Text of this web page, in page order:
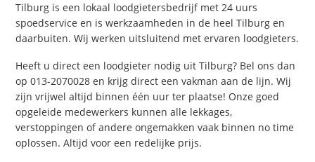
Tilburg is een lokaal loodgietersbedrijf met 24 uurs
spoedservice en is werkzaamheden in de heel Tilburg en
daarbuiten. Wij werken uitsluitend met ervaren loodgieters.
Heeft u direct een loodgieter nodig uit Tilburg? Bel ons dan
op 013-2070028 en krijg direct een vakman aan de lijn. Wij
zijn vrijwel altijd binnen één uur ter plaatse! Onze goed
opgeleide medewerkers kunnen alle lekkages,
verstoppingen of andere ongemakken vaak binnen no time
oplossen. Altijd voor een redelijke prijs.